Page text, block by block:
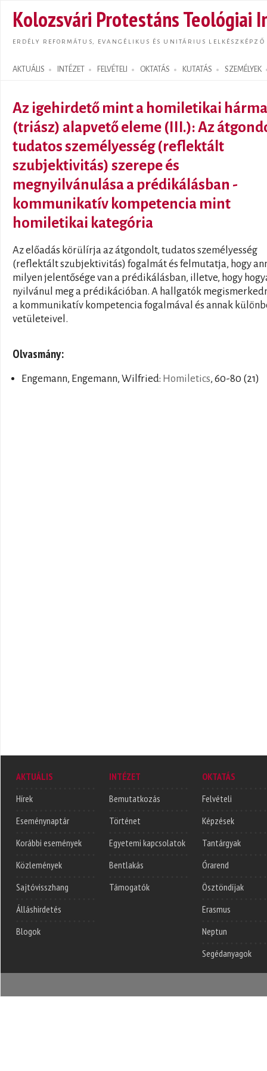
Kolozsvári Protestáns Teológiai
ERDÉLY REFORMÁTUS, EVANGÉLIKUS ÉS UNITÁRIUS LELKÉSZKÉPZŐ
AKTUÁLIS INTÉZET FELVÉTELI OKTATÁS KUTATÁS SZEMÉLYEK
Search form
Az igehirdető mint a homiletikai
(triász) alapvető eleme (III.): Az
tudatos személyesség (reflektált
szubjektivitás) szerepe és
megnyilvánulása a prédikálásban -
kommunikatív kompetencia mint
homiletikai kategória
Az előadás körülírja az átgondolt, tudatos személyesség
(reflektált szubjektivitás) fogalmát és felmutatja, hogy
milyen jelentősége van a prédikálásban, illetve, hogy
nyilvánul meg a prédikációban. A hallgatók
a kommunikatív kompetencia fogalmával és annak
vetületeivel.
Olvasmány:
Engemann, Engemann, Wilfried: Homiletics, 60-80 (21)
AKTUÁLIS
Hírek
Eseménynaptár
Korábbi események
Közlemények
Sajtóvisszhang
Álláshirdetés
Blogok
INTÉZET
Bemutatkozás
Történet
Egyetemi kapcsolatok
Bentlakás
Támogatók
OKTATÁS
Felvételi
Képzések
Tantárgyak
Órarend
Ösztöndíjak
Erasmus
Neptun
Segédanyagok